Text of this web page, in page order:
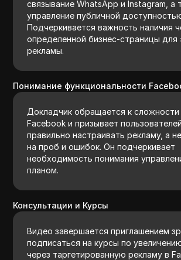
связывание WhatsApp и Instagram, а
управление публичной
Подчеркивается важность наличия
определенной бизнес-страницы для
рекламы.
Понимание функциональности
Докладчик обращается к сложности
Facebook и призывает
правильно настраивать рекламу, а
на проб и ошибок. Он подчеркивает
необходимость понимания
планом.
Консультации и Курсы
Видео завершается приглашением
подписаться на курсы по
через таргетированную рекламу в